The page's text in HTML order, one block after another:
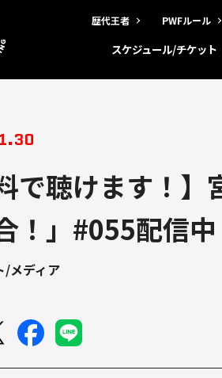
歴代王者 PWFルール
スケジュール/チケット
料で聴けます！
！」#055配信中
/メディア